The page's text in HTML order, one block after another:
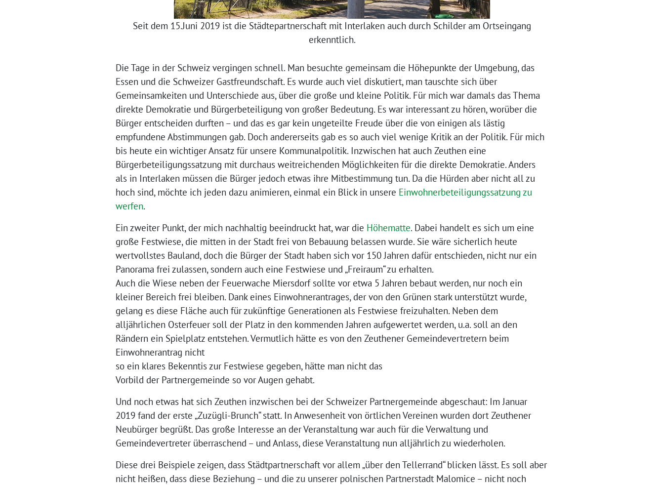
Seit dem 15.Juni 2019 ist die Städtepartnerschaft mit Interlaken auch durch Schilder am Ortseingang
erkenntlich.
Die Tage in der Schweiz vergingen schnell. Man besuchte gemeinsam die Höhepunkte der Umgebung, das
Essen und die Schweizer Gastfreundschaft. Es wurde auch viel diskutiert, man tauschte sich über
Gemeinsamkeiten und Unterschiede aus, über die große und kleine Politik. Für mich war damals das Thema
direkte Demokratie und Bürgerbeteiligung von großer Bedeutung. Es war interessant zu hören, worüber die
Bürger entscheiden durften – und das es gar kein ungeteilte Freude über die von einigen als lästig
empfundene Abstimmungen gab. Doch andererseits gab es so auch viel wenige Kritik an der Politik. Für mich
bis heute ein wichtiger Ansatz für unsere Kommunalpolitik. Inzwischen hat auch Zeuthen eine
Bürgerbeteiligungssatzung mit durchaus weitreichenden Möglichkeiten für die direkte Demokratie. Anders
als in Interlaken müssen die Bürger jedoch etwas ihre Mitbestimmung tun. Da die Hürden aber nicht all zu
hoch sind, möchte ich jeden dazu animieren, einmal ein Blick in unsere Einwohnerbeteiligungssatzung zu
werfen.
Ein zweiter Punkt, der mich nachhaltig beeindruckt hat, war die Höhematte. Dabei handelt es sich um eine
große Festwiese, die mitten in der Stadt frei von Bebauung belassen wurde. Sie wäre sicherlich heute
wertvollstes Bauland, doch die Bürger der Stadt haben sich vor 150 Jahren dafür entschieden, nicht nur ein
Panorama frei zulassen, sondern auch eine Festwiese und „Freiraum“ zu erhalten.
Auch die Wiese neben der Feuerwache Miersdorf sollte vor etwa 5 Jahren bebaut werden, nur noch ein
kleiner Bereich frei bleiben. Dank eines Einwohnerantrages, der von den Grünen stark unterstützt wurde,
gelang es diese Fläche auch für zukünftige Generationen als Festwiese freizuhalten. Neben dem
alljährlichen Osterfeuer soll der Platz in den kommenden Jahren aufgewertet werden, u.a. soll an den
Rändern ein Spielplatz entstehen. Vermutlich hätte es von den Zeuthener Gemeindevertretern beim
Einwohnerantrag nicht
so ein klares Bekenntis zur Festwiese gegeben, hätte man nicht das
Vorbild der Partnergemeinde so vor Augen gehabt.
Und noch etwas hat sich Zeuthen inzwischen bei der Schweizer Partnergemeinde abgeschaut: Im Januar
2019 fand der erste „Zuzügli-Brunch“ statt. In Anwesenheit von örtlichen Vereinen wurden dort Zeuthener
Neubürger begrüßt. Das große Interesse an der Veranstaltung war auch für die Verwaltung und
Gemeindevertreter überraschend – und Anlass, diese Veranstaltung nun alljährlich zu wiederholen.
Diese drei Beispiele zeigen, dass Städtpartnerschaft vor allem „über den Tellerrand“ blicken lässt. Es soll aber
nicht heißen, dass diese Beziehung – und die zu unserer polnischen Partnerstadt Malomice – nicht noch